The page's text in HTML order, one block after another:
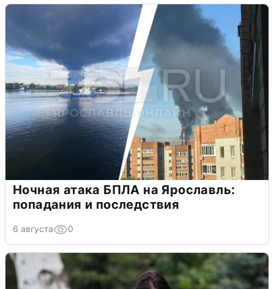
Ночная атака БПЛА на Ярославль:
попадания и последствия
6 августа 0